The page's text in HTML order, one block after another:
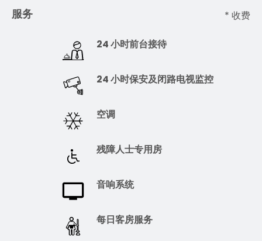
服务 * 收费
24 小时前台接待
24 小时保安及闭路电视监控
空调
残障人士专用房
音响系统
每日客房服务